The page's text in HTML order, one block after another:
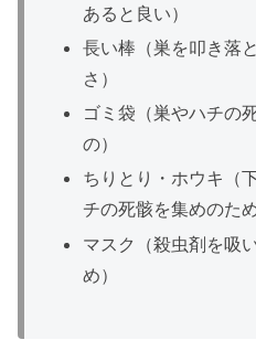
あると良い）
長い棒（巣を叩き落
さ）
ゴミ袋（巣やハチの
の）
ちりとり・ホウキ（
チの死骸を集めのため
マスク（殺虫剤を吸
め）